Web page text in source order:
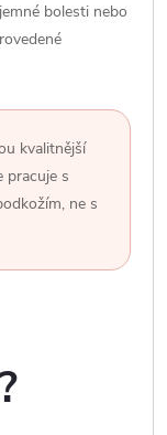
bolesti nebo
kvalitnější
pracuje s
ne s